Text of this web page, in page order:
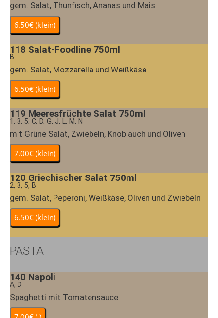
gem. Salat, Thunfisch, Ananas und Mais
118 Salat-Foodline 750ml
B
gem. Salat, Mozzarella und Weißkäse
119 Meeresfrüchte Salat 750ml
1, 3, 5, C, D, G, J, L, M, N
mit Grüne Salat, Zwiebeln, Knoblauch und Oliven
120 Griechischer Salat 750ml
2, 3, 5, B
gem. Salat, Peperoni, Weißkäse, Oliven und Zwiebeln
PASTA
140 Napoli
A, D
Spaghetti mit Tomatensauce